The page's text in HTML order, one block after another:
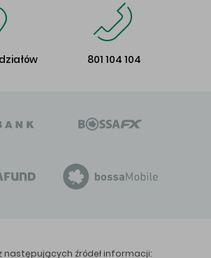
801 104 104
następujących źródeł informacji: